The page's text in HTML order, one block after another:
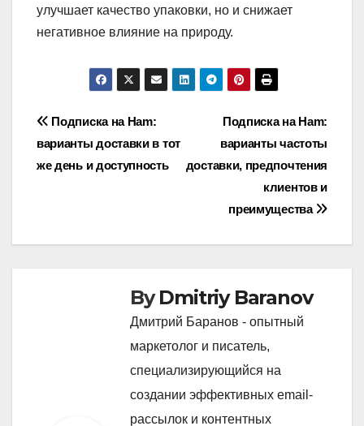
улучшает качество упаковки, но и снижает
негативное влияние на природу.
Post
navigation
Подписка на Ham:
варианты частоты
доставки, предпочтения
клиентов и
преимущества
Подписка на Ham:
варианты доставки в тот
же день и доступность
ByDmitriy Baranov
Дмитрий Баранов - опытный
маркетолог и писатель,
специализирующийся на
создании эффективных email-
рассылок и контентных